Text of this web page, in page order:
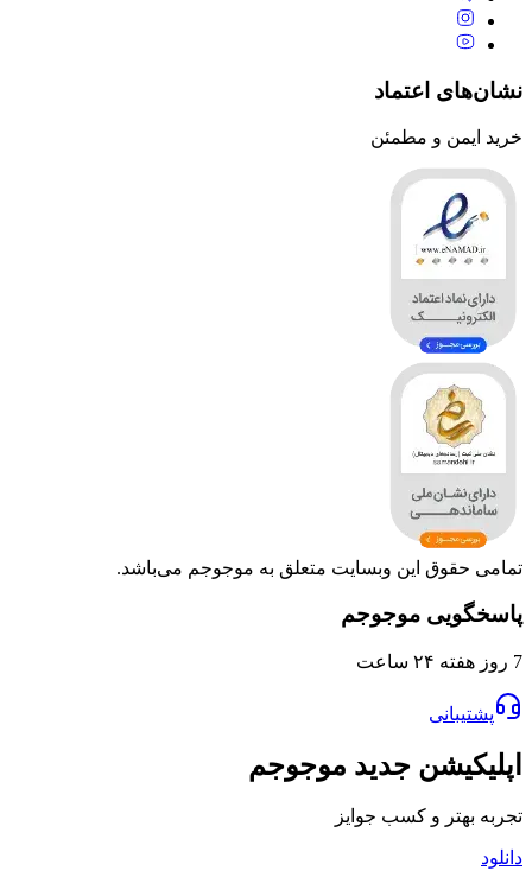
اعتماد
و مطمئن
این وبسایت متعلق به موجوجم می‌باشد.
موجوجم
جدید موجوجم
و کسب جوایز